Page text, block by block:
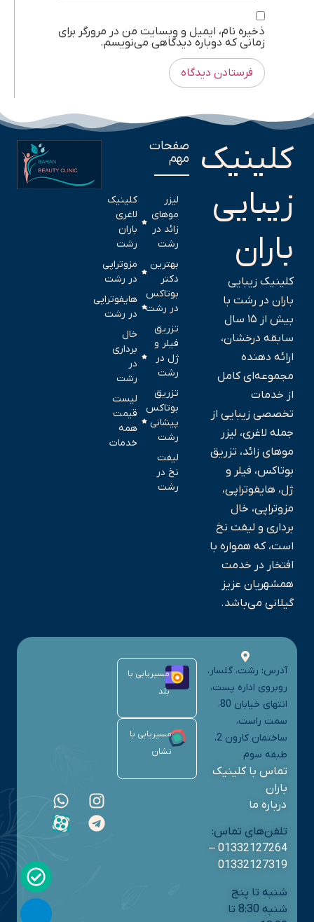
ذخیره نام، ایمیل و وبسایت من در مرورگر برای
زمانی که دوباره دیدگاهی می‌نویسم.
کلینیک
زیبایی
باران
کلینیک زیبایی
باران در رشت با
بیش از ۱۵ سال
سابقه درخشان،
ارائه‌ دهنده
مجموعه‌ای کامل
از خدمات
تخصصی زیبایی از
جمله لاغری، لیزر
موهای زائد، تزریق
بوتاکس، فیلر و
ژل، هایفوتراپی،
مزوتراپی، خال‌
برداری و لیفت نخ
است، که همواره با
افتخار در خدمت
همشهریان عزیز
گیلانی می‌باشد.
صفحات
مهم
لیزر
موهای
زائد در
رشت
بهترین
دکتر
بوتاکس
در رشت
تزریق
فیلر و
ژل در
رشت
تزریق
بوتاکس
پیشانی
رشت
لیفت
نخ در
رشت
کلینیک
لاغری
باران
رشت
مزوتراپی
در رشت
هایفوتراپی
در رشت
خال
برداری
در
رشت
لیست
قیمت
همه
خدمات
آدرس: رشت، گلسار،
روبروی اداره پست،
انتهای خیابان 80،
سمت راست،
ساختمان کارون 2،
طبقه سوم
تماس با کلینیک
باران
درباره ما
تلفن‌های تماس:
01332127264
–
01332127319
شنبه تا پنج
شنبه 8:30 تا
مسیریابی با
بلد
مسیریابی با
نشان